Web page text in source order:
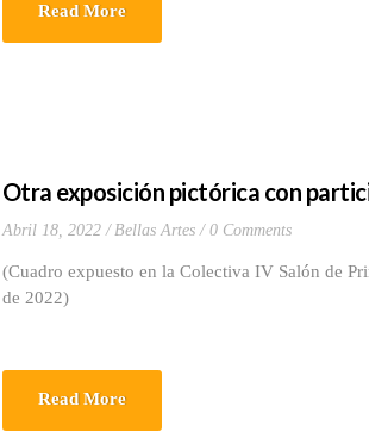
Read More
Otra exposición pictórica con
Abril 18, 2022 Bellas Artes 0 Comments
(Cuadro expuesto en la Colectiva IV Salón de
de 2022)
Read More